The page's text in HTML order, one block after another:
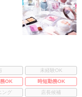
未経験OK
OK
時短勤務OK
ング
店長候補